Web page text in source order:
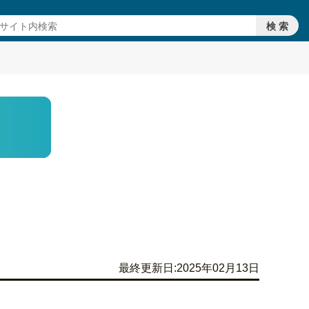
最終更新日:2025年02月13日